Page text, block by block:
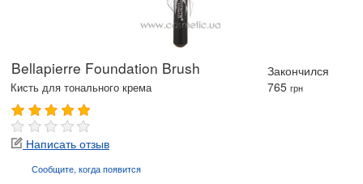
Bellapierre Foundation Brush
Кисть для тонального крема
Закончился
765 грн
Написать отзыв
Сообщите, когдапоявится